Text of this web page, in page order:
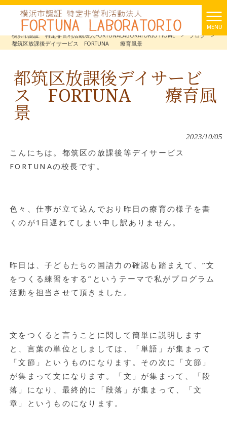
MENU
横浜市認証 特定非営利活動法人FORTUNALABORATORIO HOME
> ブログ
>
都筑区放課後デイサービス FORTUNA 療育風景
都筑区放課後デイサービ
ス FORTUNA 療育風
景
2023/10/05
こんにちは。都筑区の放課後等デイサービス
FORTUNAの校長です。
色々、仕事が立て込んでおり昨日の療育の様子を書
くのが1日遅れてしまい申し訳ありません。
昨日は、子どもたちの国語力の確認も踏まえて、”文
をつくる練習をする”というテーマで私がプログラム
活動を担当させて頂きました。
文をつくると言うことに関して簡単に説明します
と、言葉の単位としましては、「単語」が集まって
「文節」というものになります。その次に「文節」
が集まって文になります。「文」が集まって、「段
落」になり、最終的に「段落」が集まって、「文
章」というものになります。